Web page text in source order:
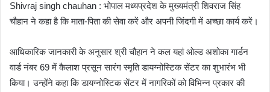
Shivraj singh chauhan : भोपाल मध्यप्रदेश के मुख्यमंत्री शिवराज सिंह
चौहान ने कहा है कि माता-पिता की सेवा करें और अपनी जिंदगी में अच्छा कार्य करें।
आधिकारिक जानकारी के अनुसार श्री चौहान ने कल यहां ओल्ड अशोका गार्डन
वार्ड नंबर 69 में कैलाश प्रसून सारंग स्मृति डायग्नोस्टिक सेंटर का शुभारंभ भी
किया। उन्होंने कहा कि डायग्नोस्टिक सेंटर में नागरिकों को विभिन्न प्रकार की